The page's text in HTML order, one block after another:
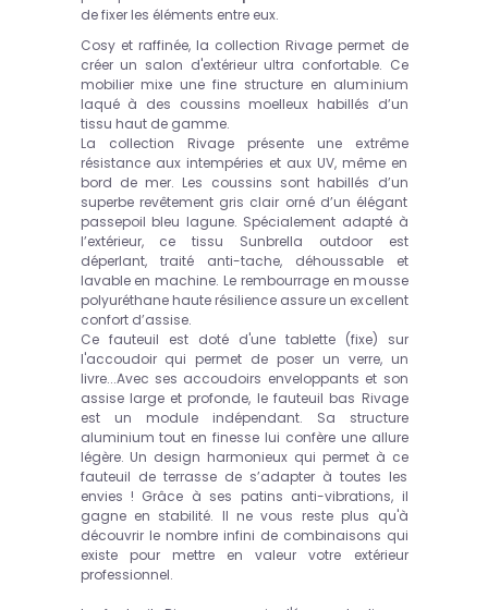
de fixer les éléments entre eux.
Cosy et raffinée, la collection Rivage permet de
créer un salon d'extérieur ultra confortable. Ce
mobilier mixe une fine structure en aluminium
laqué à des coussins moelleux habillés d’un
tissu haut de gamme.
La collection Rivage présente une extrême
résistance aux intempéries et aux UV, même en
bord de mer. Les coussins sont habillés d’un
superbe revêtement gris clair orné d’un élégant
passepoil bleu lagune. Spécialement adapté à
l’extérieur, ce tissu Sunbrella outdoor est
déperlant, traité anti-tache, déhoussable et
lavable en machine. Le rembourrage en mousse
polyuréthane haute résilience assure un excellent
confort d’assise.
Ce fauteuil est doté d'une tablette (fixe) sur
l'accoudoir qui permet de poser un verre, un
livre...Avec ses accoudoirs enveloppants et son
assise large et profonde, le fauteuil bas Rivage
est un module indépendant. Sa structure
aluminium tout en finesse lui confère une allure
légère. Un design harmonieux qui permet à ce
fauteuil de terrasse de s’adapter à toutes les
envies ! Grâce à ses patins anti-vibrations, il
gagne en stabilité. Il ne vous reste plus qu'à
découvrir le nombre infini de combinaisons qui
existe pour mettre en valeur votre extérieur
professionnel.